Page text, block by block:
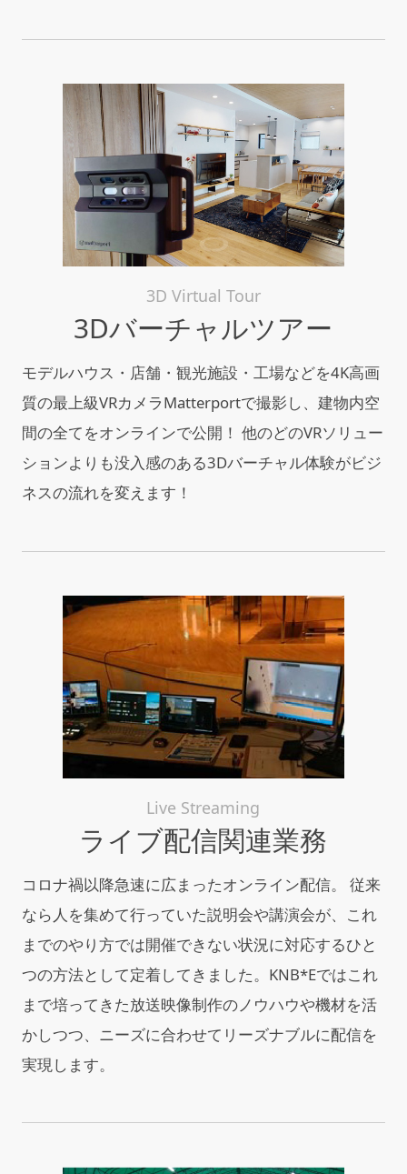
3D Virtual Tour
3Dバーチャルツアー
モデルハウス・店舗・観光施設・工場などを4K高画
質の最上級VRカメラMatterportで撮影し、建物内空
間の全てをオンラインで公開！ 他のどのVRソリュー
ションよりも没入感のある3Dバーチャル体験がビジ
ネスの流れを変えます！
Live Streaming
ライブ配信関連業務
コロナ禍以降急速に広まったオンライン配信。 従来
なら人を集めて行っていた説明会や講演会が、これ
までのやり方では開催できない状況に対応するひと
つの方法として定着してきました。KNB*Eではこれ
まで培ってきた放送映像制作のノウハウや機材を活
かしつつ、ニーズに合わせてリーズナブルに配信を
実現します。